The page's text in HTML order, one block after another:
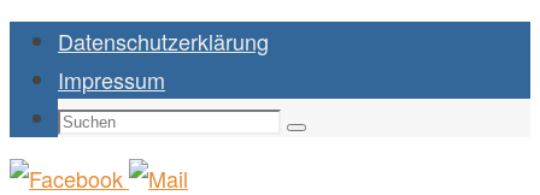
Zum
Inhalt
springen
Datenschutzerklärung
Impressum
Suchen
Suchen